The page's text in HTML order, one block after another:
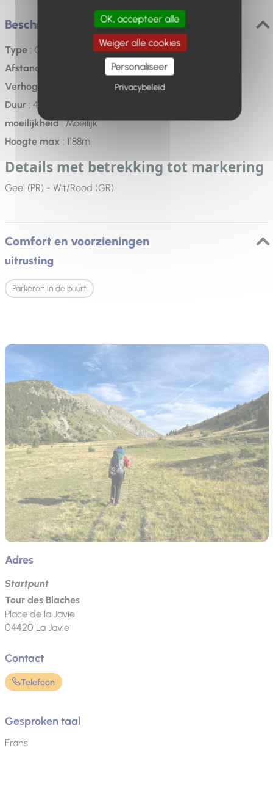
Beschrijving
Type: Gemarkeerde lus
Afstand
Verhoging
Duur: 4h30
moeilijkheid: Moeilijk
Hoogte max : 1188m
Details met betrekking tot markering
Geel (PR) - Wit/Rood (GR)
Comfort en voorzieningen
uitrusting
Parkeren in de buurt
Adres
Startpunt
Tour des Blaches
Place de la Javie
04420 La Javie
Contact
Telefoon
Gesproken taal
Frans
OK, accepteer alle
Weiger alle cookies
Personaliseer
Privacybeleid